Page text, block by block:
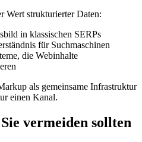
Wert strukturierter Daten:
in klassischen SERPs
für Suchmaschinen
die Webinhalte
als gemeinsame Infrastruktur
einen Kanal.
vermeiden sollten